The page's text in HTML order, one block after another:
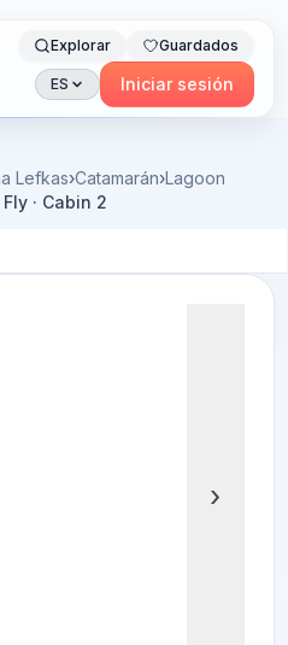
Explorar Guardados
ES Iniciar sesión
Lefkas›Catamarán›Lagoon
· Cabin 2
›